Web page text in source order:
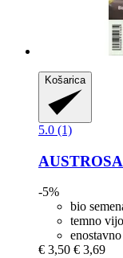
Košarica
5.0 (1)
-5%
bio
temno
€ 3,50 € 3,69